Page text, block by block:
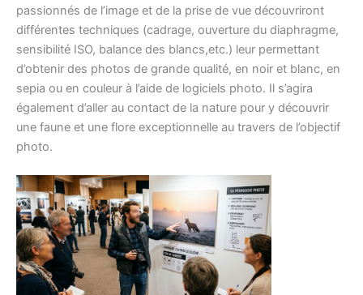
passionnés de l’image et de la prise de vue découvriront
différentes techniques (cadrage, ouverture du diaphragme,
sensibilité ISO, balance des blancs,etc.) leur permettant
d’obtenir des photos de grande qualité, en noir et blanc, en
sepia ou en couleur à l’aide de logiciels photo. Il s’agira
également d’aller au contact de la nature pour y découvrir
une faune et une flore exceptionnelle au travers de l’objectif
photo.